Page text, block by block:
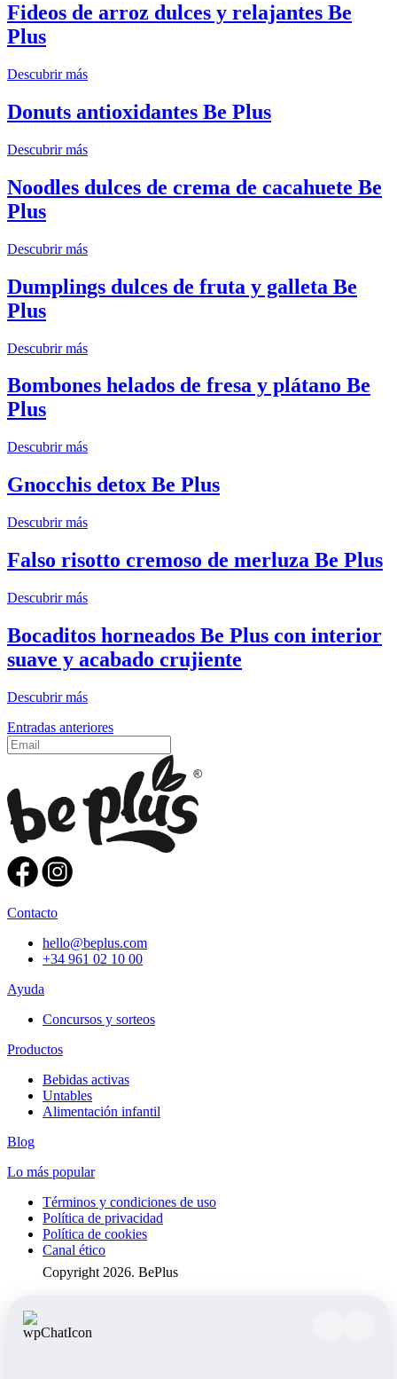
Fideos de arroz dulces y relajantes Be
Plus
Descubrir más
Donuts antioxidantes Be Plus
Descubrir más
Noodles dulces de crema de cacahuete Be
Plus
Descubrir más
Dumplings dulces de fruta y galleta Be
Plus
Descubrir más
Bombones helados de fresa y plátano Be
Plus
Descubrir más
Gnocchis detox Be Plus
Descubrir más
Falso risotto cremoso de merluza Be Plus
Descubrir más
Bocaditos horneados Be Plus con interior
suave y acabado crujiente
Descubrir más
Navegación
de
Entradas anteriores
Contacto
hello@beplus.com
+34 961 02 10 00
Ayuda
Concursos y sorteos
Productos
Bebidas activas
Untables
Alimentación infantil
Blog
Lo más popular
Términos y condiciones de uso
Política de privacidad
Política de cookies
Canal ético
Copyright 2026. BePlus